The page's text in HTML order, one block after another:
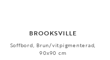
BROOKSVILLE
Soffbord, Brun/vitpigmenterad,
90x90 cm